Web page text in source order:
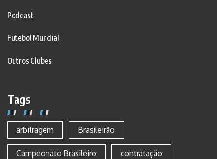
Podcast
Futebol Mundial
Outros Clubes
Tags
arbitragem Brasileirão
Campeonato Brasileiro contratação